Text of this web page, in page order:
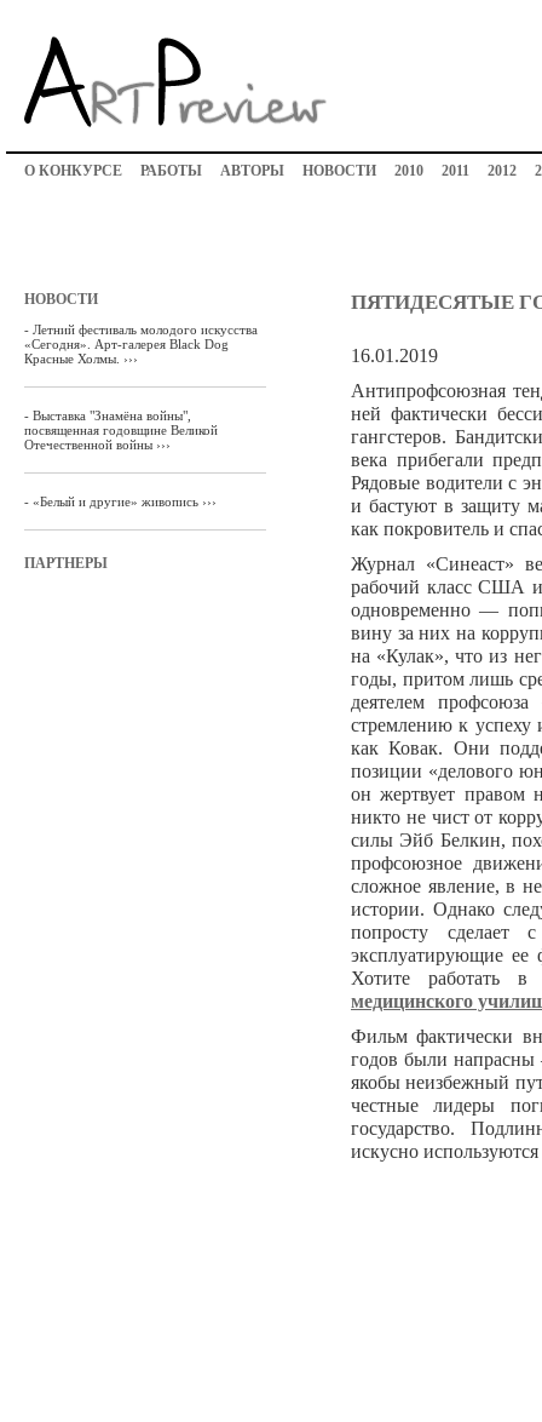
О КОНКУРСЕ РАБОТЫ АВТОРЫ НОВОСТИ 2010 2011 2012
НОВОСТИ
- Летний фестиваль молодого искусства
«Сегодня». Арт-галерея Black Dog
Красные Холмы. ›››
- Выставка "Знамёна войны",
посвященная годовщине Великой
Отечественной войны ›››
- «Белый и другие» живопись ›››
ПАРТНЕРЫ
ПЯТИДЕСЯТЫЕ
16.01.2019
Антипрофсоюзная
ней фактически
гангстеров.
века прибегали
Рядовые водители с
и бастуют в защиту
как покровитель и
Журнал «Синеаст»
рабочий класс США
одновременно —
вину за них на
на «Кулак», что из
годы, притом лишь
деятелем
стремлению к
как Ковак. Они
позиции «делового
он жертвует правом
никто не чист от
силы Эйб Белкин,
профсоюзное
сложное явление, в
истории. Однако
попросту
эксплуатирующие ее
Хотите работать
медицинского
Фильм фактически
годов были напрасны
якобы неизбежный
честные лидеры
государство.
искусно